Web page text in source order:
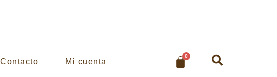
Contacto Mi cuenta
0